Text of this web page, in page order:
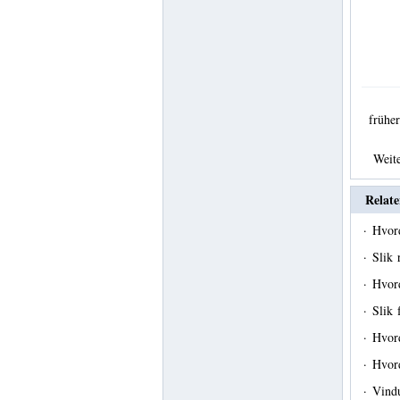
·
· Slik
·
· Slik
·
·
·